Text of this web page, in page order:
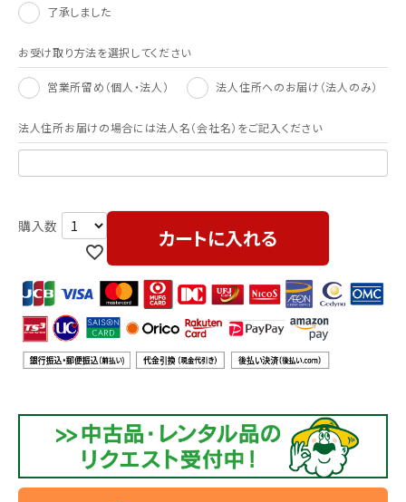
0739-72-4532 24時間受付
了承しました
お受け取り方法を選択してください
営業所留め（個人・法人） 法人住所へのお届け（法人のみ）
法人住所お届けの場合には法人名（会社名）をご記入ください
カートに入れる